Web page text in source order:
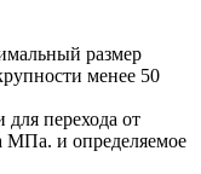
размер
менее 50
перехода от
МПа. и определяемое